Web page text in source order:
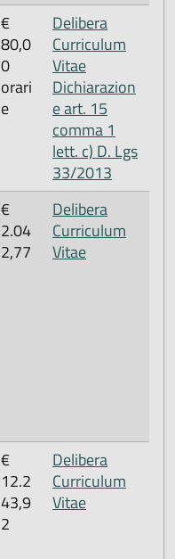
€
80,0
0
orari
e
Delibera
Curriculum
Vitae
Dichiarazion
e art. 15
comma 1
lett. c) D. Lgs
33/2013
€
2.04
2,77
Delibera
Curriculum
Vitae
€
12.2
43,9
2
Delibera
Curriculum
Vitae